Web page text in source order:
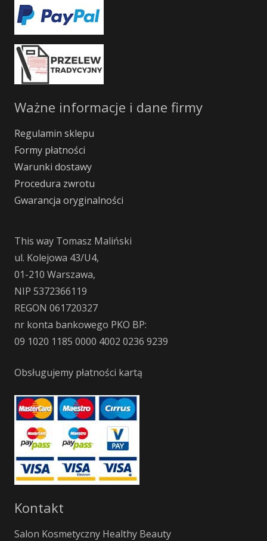
Ważne informacje i dane firmy
Regulamin sklepu
Formy płatności
Warunki dostawy
Procedura zwrotu
Gwarancja oryginalności
This way Tomasz Maliński
ul. Kolejowa 43/U4,
01-210 Warszawa,
NIP 5372366119
REGON 061720327
nr konta bankowego PKO BP:
09 1020 1185 0000 4002 0236 9239
Obsługujemy płatności kartą
Kontakt
Salon Kosmetyczny Healthy Beauty